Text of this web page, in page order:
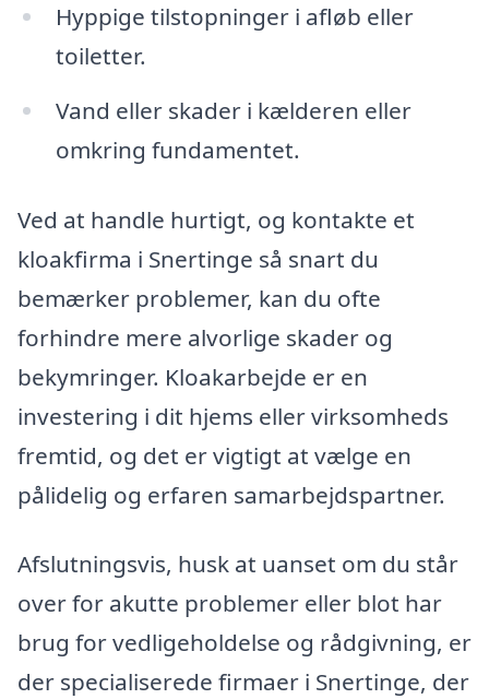
Hyppige tilstopninger i afløb eller
toiletter.
Vand eller skader i kælderen eller
omkring fundamentet.
Ved at handle hurtigt, og kontakte et
kloakfirma i Snertinge så snart du
bemærker problemer, kan du ofte
forhindre mere alvorlige skader og
bekymringer. Kloakarbejde er en
investering i dit hjems eller virksomheds
fremtid, og det er vigtigt at vælge en
pålidelig og erfaren samarbejdspartner.
Afslutningsvis, husk at uanset om du står
over for akutte problemer eller blot har
brug for vedligeholdelse og rådgivning, er
der specialiserede firmaer i Snertinge, der